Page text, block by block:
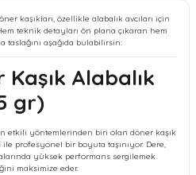
kaşıkları, özellikle alabalık avcıları için
teknik detayları ön plana çıkaran hem
taslağını aşağıda bulabilirsin:
Kaşık Alabalık
gr)
etkili yöntemlerinden biri olan döner kaşık
ile profesyonel bir boyuta taşınıyor. Dere,
yüksek performans sergilemek
maksimize eder.